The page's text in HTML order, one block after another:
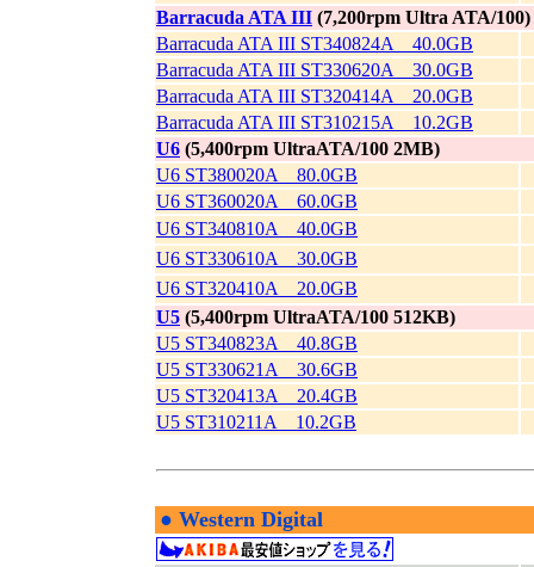
Barracuda ATA III (7,200rpm Ultra ATA/100)
Barracuda ATA III ST340824A 40.0GB
Barracuda ATA III ST330620A 30.0GB
Barracuda ATA III ST320414A 20.0GB
Barracuda ATA III ST310215A 10.2GB
U6 (5,400rpm UltraATA/100 2MB)
U6 ST380020A 80.0GB
U6 ST360020A 60.0GB
U6 ST340810A 40.0GB
U6 ST330610A 30.0GB
U6 ST320410A 20.0GB
U5 (5,400rpm UltraATA/100 512KB)
U5 ST340823A 40.8GB
U5 ST330621A 30.6GB
U5 ST320413A 20.4GB
U5 ST310211A 10.2GB
● Western Digital